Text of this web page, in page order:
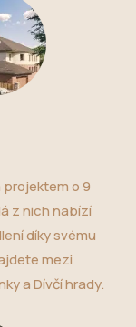
projektem o 9
z nich nabízí
díky svému
mezi
a Dívčí hrady.